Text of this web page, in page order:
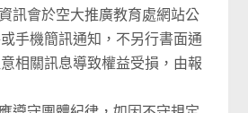
訊會於空大推廣教育處網站公
手機簡訊通知，不另行書面通
相關訊息導致權益受損，由報